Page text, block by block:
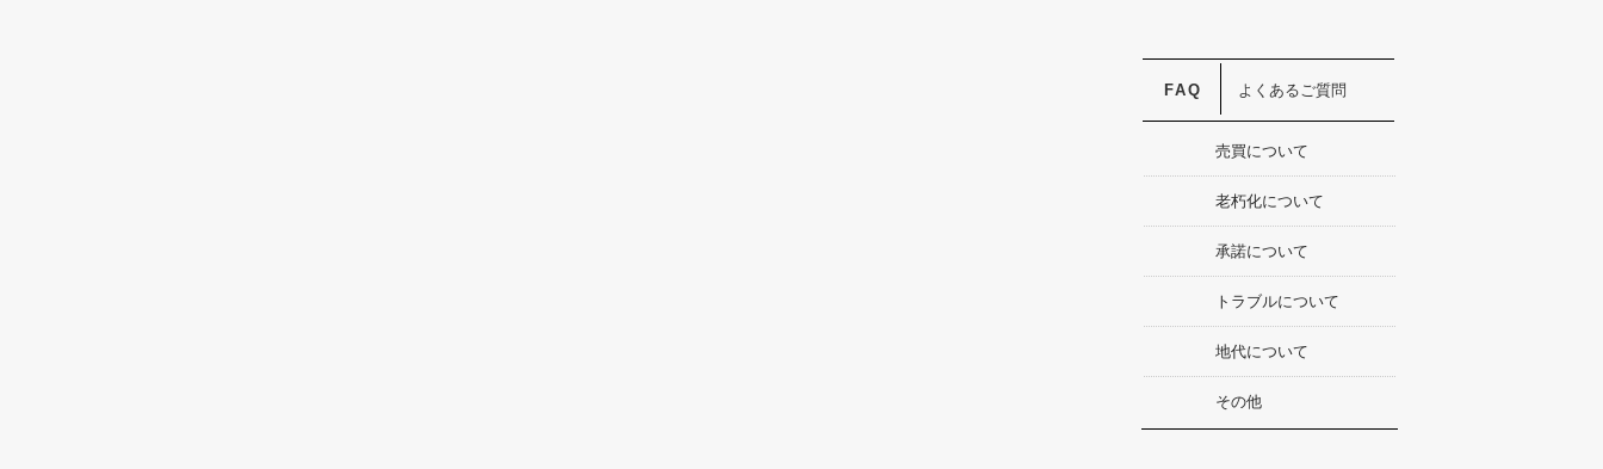
よくあるご質問
売買について
老朽化について
承諾について
トラブルについて
地代について
その他